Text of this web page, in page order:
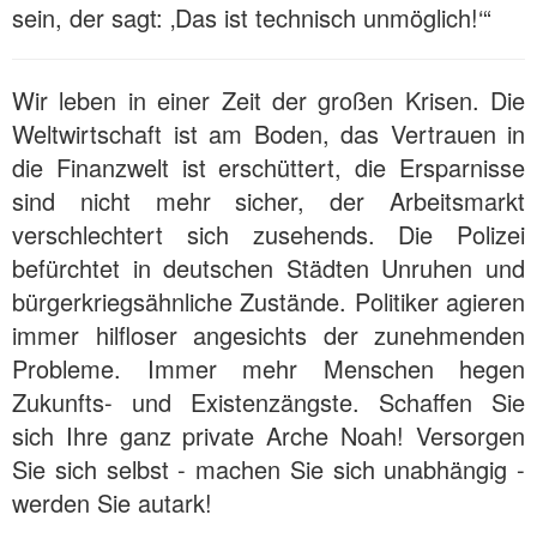
sein, der sagt: ‚Das ist technisch unmöglich!‘“
Wir leben in einer Zeit der großen Krisen. Die
Weltwirtschaft ist am Boden, das Vertrauen in
die Finanzwelt ist erschüttert, die Ersparnisse
sind nicht mehr sicher, der Arbeitsmarkt
verschlechtert sich zusehends. Die Polizei
befürchtet in deutschen Städten Unruhen und
bürgerkriegsähnliche Zustände. Politiker agieren
immer hilfloser angesichts der zunehmenden
Probleme. Immer mehr Menschen hegen
Zukunfts- und Existenzängste. Schaffen Sie
sich Ihre ganz private Arche Noah! Versorgen
Sie sich selbst - machen Sie sich unabhängig -
werden Sie autark!